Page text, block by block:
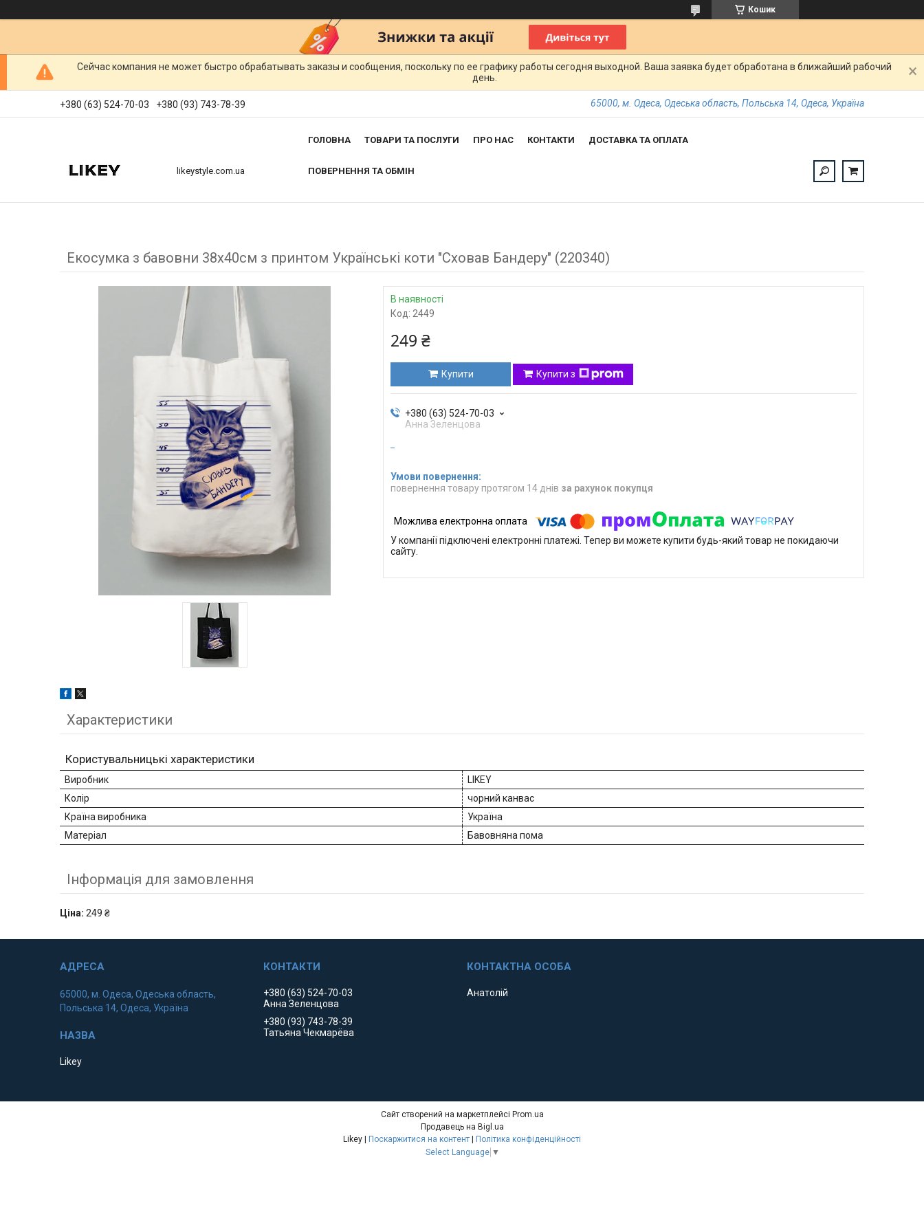
Кошик
Сейчас компания не может быстро обрабатывать заказы и сообщения, поскольку по ее графику работы сегодня выходной. Ваша заявка будет обработана в ближайший рабочий
день.
+380 (63) 524-70-03 +380 (93) 743-78-39 65000, м. Одеса, Одеська область, Польська 14, Одеса, Україна
likeystyle.com.ua
ГОЛОВНА ТОВАРИ ТА ПОСЛУГИ ПРО НАС КОНТАКТИ ДОСТАВКА ТА ОПЛАТА
ПОВЕРНЕННЯ ТА ОБМІН
Екосумка з бавовни 38х40см з принтом Українські коти "Сховав Бандеру" (220340)
В наявності
Код: 2449
249 ₴
Купити Купити з
+380 (63) 524-70-03
Анна Зеленцова
повернення товару протягом 14 днів за рахунок покупця
У компанії підключені електронні платежі. Тепер ви можете купити будь-який товар не покидаючи
сайту.
Характеристики
Користувальницькі характеристики
Виробник
LIKEY
Колір
чорний канвас
Країна виробника
Україна
Матеріал
Бавовняна пома
Інформація для замовлення
Ціна: 249 ₴
65000, м. Одеса, Одеська область,
Польська 14, Одеса, Україна
Likey
+380 (63) 524-70-03
Анна Зеленцова
+380 (93) 743-78-39
Татьяна Чекмарёва
Анатолій
Сайт створений на маркетплейсі Prom.ua
Продавець на Bigl.ua
Поскаржитися на контент
Політика конфіденційності
Select Language ▼